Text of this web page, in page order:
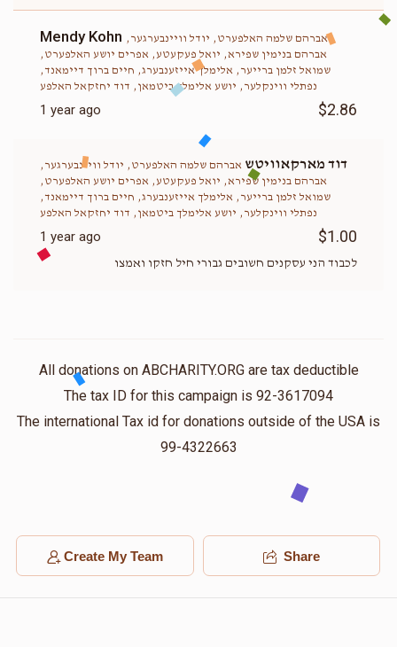
Mendy Kohn אברהם שלמה האלפערט, יודל וויינבערגער,
אברהם בנימין שפירא, יואל פעקעטע, אפרים יושע האלפערט,
שמואל זלמן ברייער, אלימלך אייזענבערג, חיים ברוך דיימאנד,
נפתלי ווינקלער, יושע אלימלך ביטמאן, דוד יחזקאל האלפע
1 year ago $2.86
דוד מארקאוויטש אברהם שלמה האלפערט, יודל וויינבערגער,
אברהם בנימין שפירא, יואל פעקעטע, אפרים יושע האלפערט,
שמואל זלמן ברייער, אלימלך אייזענבערג, חיים ברוך דיימאנד,
נפתלי ווינקלער, יושע אלימלך ביטמאן, דוד יחזקאל האלפע
1 year ago $1.00
לכבוד הני עסקנים חשובים גבורי חיל חזקו ואמצו
All donations on ABCHARITY.ORG are tax deductible
The tax ID for this campaign is 92-3617094
The international Tax id for donations outside of the USA is
99-4322663
Create My Team Share